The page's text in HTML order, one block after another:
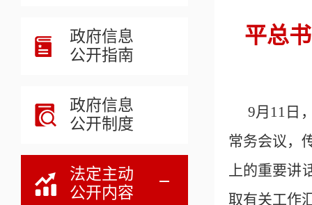
政府信息
公开指南
政府信息
公开制度
法定主动
公开内容
平总
9月11日
常务会议，
上的重要讲
取有关工作